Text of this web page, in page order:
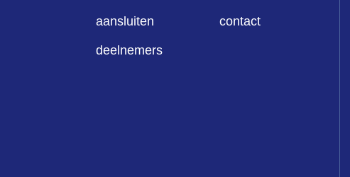
aansluiten
deelnemers
contact